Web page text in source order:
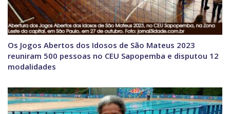
Os Jogos Abertos dos Idosos de São Mateus 2023
reuniram 500 pessoas no CEU Sapopemba e disputou 12
modalidades